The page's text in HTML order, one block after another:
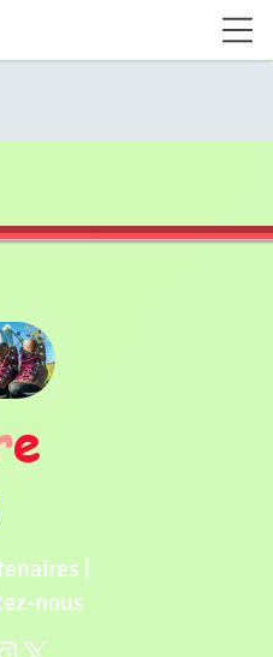
e
|
nous